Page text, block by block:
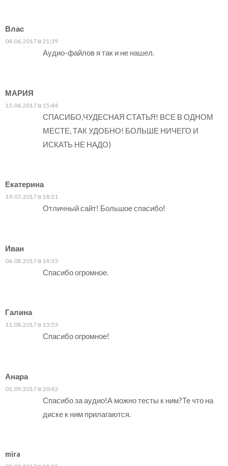
Влас
04.06.2017 в 21:39
Аудио-файлов я так и не нашел.
МАРИЯ
15.06.2017 в 15:44
СПАСИБО,ЧУДЕСНАЯ СТАТЬЯ! ВСЕ В ОДНОМ
МЕСТЕ, ТАК УДОБНО! БОЛЬШЕ НИЧЕГО И
ИСКАТЬ НЕ НАДО)
Екатерина
19.07.2017 в 18:21
Отличный сайт! Большое спасибо!
Иван
06.08.2017 в 14:53
Спасибо огромное.
Галина
11.08.2017 в 13:53
Спасибо огромное!
Анара
01.09.2017 в 20:42
Спасибо за аудио!А можно тесты к ним?Те что на
диске к ним прилагаются.
mira